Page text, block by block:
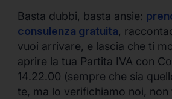
Basta dubbi, basta ansie:
consulenza gratuita,
vuoi arrivare, e lascia che ti
aprire la tua Partita IVA con
14.22.00 (sempre che sia
te, ma lo verifichiamo noi, non